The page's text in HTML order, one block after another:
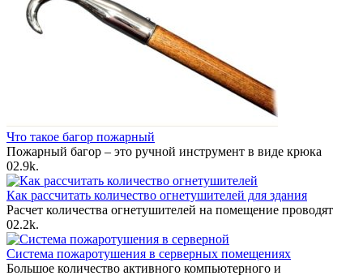
Что такое багор пожарный
Пожарный багор – это ручной инструмент в виде крюка
02.9k.
Как рассчитать количество огнетушителей для здания
Расчет количества огнетушителей на помещение проводят
02.2k.
Система пожаротушения в серверных помещениях
Большое количество активного компьютерного и